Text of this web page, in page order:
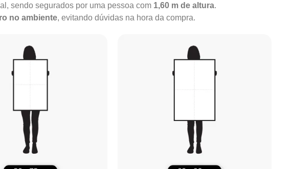
sendo segurados por uma pessoa com 1,60 m de altura.
no ambiente, evitando dúvidas na hora da compra.